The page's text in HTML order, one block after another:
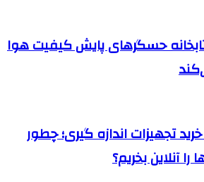
حسگرهای پایش کیفیت هوا
تجهیزات اندازه گیری؛ چطور
را آنلاین بخریم؟